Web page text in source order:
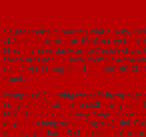
SaigonDoor® là nhà sản xuất cửa gỗ,
cháy đã có uy tín hơn 10 năm trên thị
khách hàng và đại lý tin tưởng lựa chọn.
tôi sở hữu hơn 10 showroom và 4 nhà
nằm ở vị trí trung tâm thành phố Hồ Chí
thành.
Mang sứ mệnh nâng cao chất lượng cuộc
cung cấp các sản phẩm chất lượng cao,
khắc khe của khách hàng. SaigonDoor
quý khách hàng sự hài lòng tuyệt đối.
dịch vụ, giá thành & chính sách chăm